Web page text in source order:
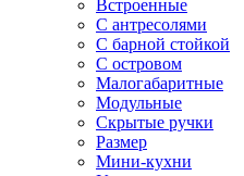
Встроенные
С антресолями
С барной стойкой
С островом
Малогабаритные
Модульные
Скрытые ручки
Размер
Мини-кухни